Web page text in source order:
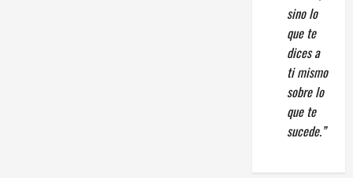
sino lo
que te
dices a
ti mismo
sobre lo
que te
sucede.”